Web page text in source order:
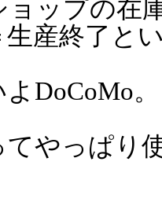
ョップの在
生産終了と
DoCoMo。
てやっぱり